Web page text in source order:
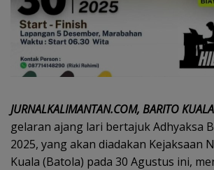
JURNALKALIMANTAN.COM, BARITO KUALA
gelaran ajang lari bertajuk Adhyaksa
2025, yang akan diadakan Kejaksaan
Kuala (Batola) pada 30 Agustus ini,